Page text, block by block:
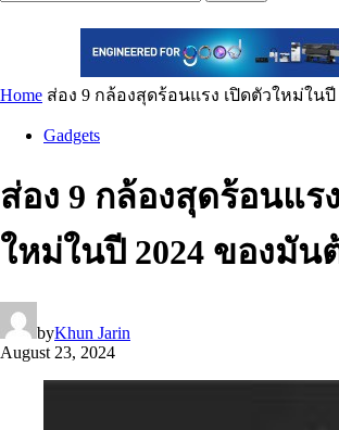
Home ส่อง 9 กล้องสุดร้อนแรง เปิดตัวใหม่ใน
Gadgets
ส่อง 9 กล้องสุดร้อนแร
ใหม่ในปี 2024 ของมัน
byKhun Jarin
August 23, 2024